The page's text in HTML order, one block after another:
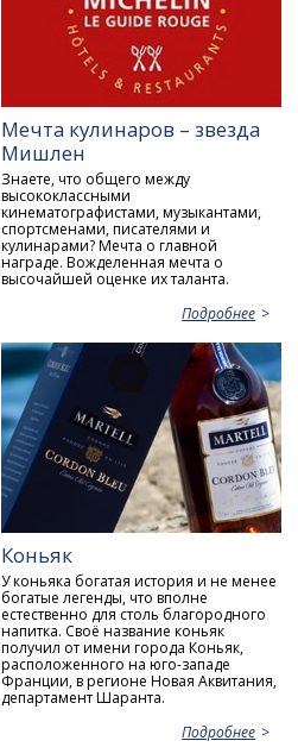
Мечта кулинаров – звезда
Мишлен
Знаете, что общего между
высококлассными
кинематографистами, музыкантами,
спортсменами, писателями и
кулинарами? Мечта о главной
награде. Вожделенная мечта о
высочайшей оценке их таланта.
Подробнее
Коньяк
У коньяка богатая история и не менее
богатые легенды, что вполне
естественно для столь благородного
напитка. Своё название коньяк
получил от имени города Коньяк,
расположенного на юго-западе
Франции, в регионе Новая Аквитания,
департамент Шаранта.
Подробнее